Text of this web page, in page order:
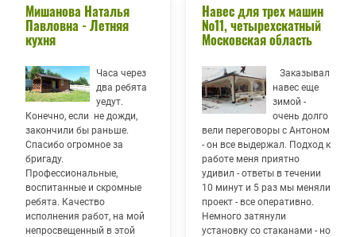
Мишанова Наталья
Павловна - Летняя
кухня
Часа через
два ребята
уедут.
Конечно, если не дожди,
закончили бы раньше.
Спасибо огромное за
бригаду.
Профессиональные,
воспитанные и скромные
ребята. Качество
исполнения работ, на мой
непросвещенный в этой
Навес для трех машин
№11, четырехскатный
Московская область
Заказывал
навес еще
зимой -
очень долго
вели переговоры с Антоном
- он все выдержал. Подход к
работе меня приятно
удивил - ответы в течении
10 минут и 5 раз мы меняли
проект - все оперативно.
Немного затянули
установку со стаканами - но